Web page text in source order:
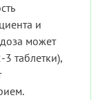
и
может
таблетки),